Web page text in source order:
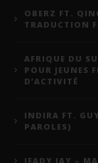
OBERZ FT.
TRADUCTION
AFRIQUE DU
POUR JEUNES
D’ACTIVITÉ
INDIRA FT.
PAROLES)
JEADY JAY –